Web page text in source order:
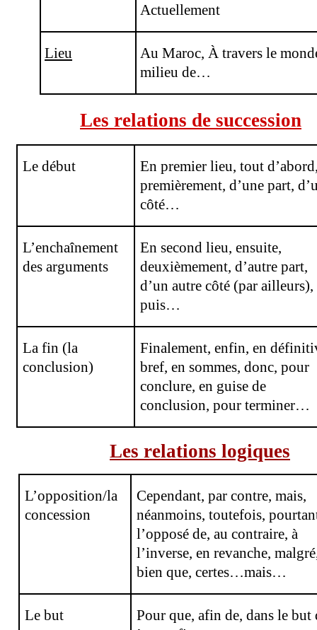
Actuellement
Lieu Au Maroc,À travers le
milieu de…
Les relations de succession
Le début
En premier lieu, tout
premièrement, d’une part,
côté…
L’enchaînement
des arguments
En second lieu, ensuite,
deuxièmement, d’autre part,
d’un autre côté (par ailleurs),
puis…
La fin (la
conclusion)
Finalement, enfin, en
bref, en sommes, donc, pour
conclure, en guise de
conclusion, pour terminer…
Les relations logiques
L’opposition/la
concession
Cependant, par contre, mais,
néanmoins, toutefois,
l’opposé de, au contraire, à
l’inverse, en revanche,
bien que, certes…mais…
Le but
Pour que, afin de, dans le but